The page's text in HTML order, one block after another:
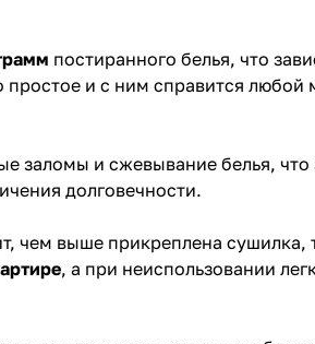
постиранного белья, что
и с ним справится
заломы и сжевывание белья,
долговечности.
выше прикреплена сушилка,
, а при неиспользовании